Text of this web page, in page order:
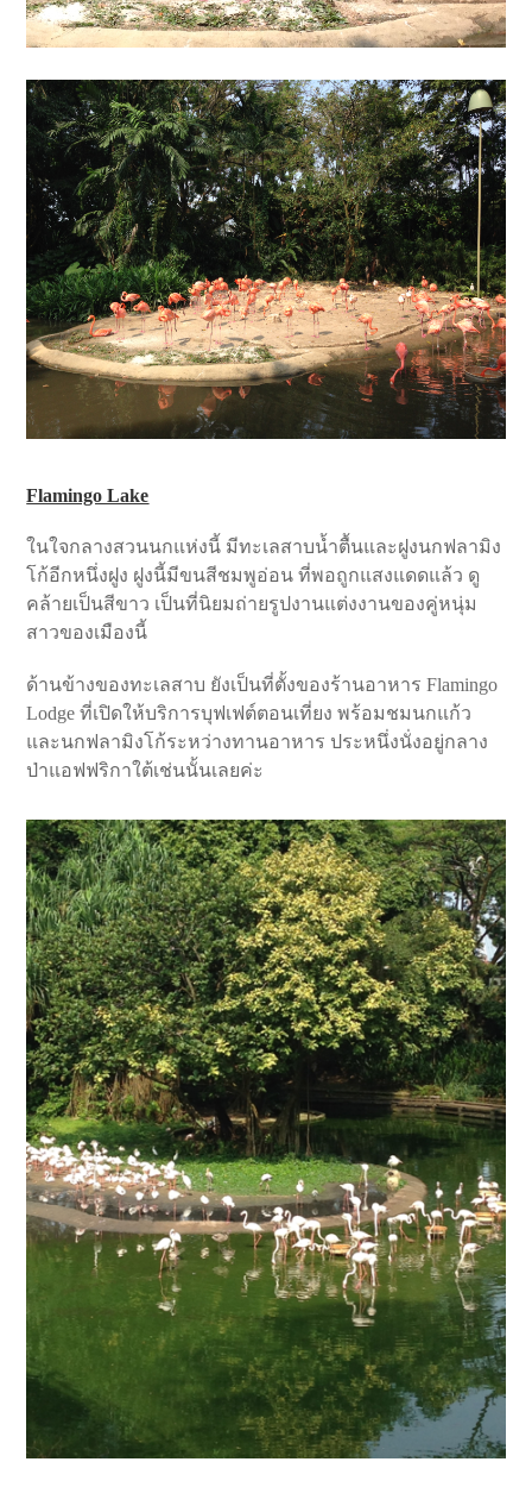
Flamingo Lake
ในใจกลางสวนนกแห่งนี้ มีทะเลสาบน้ำตื้นและฝูงนกฟลามิง
โก้อีกหนึ่งฝูง ฝูงนี้มีขนสีชมพูอ่อน ที่พอถูกแสงแดดแล้ว ดู
คล้ายเป็นสีขาว เป็นที่นิยมถ่ายรูปงานแต่งงานของคู่หนุ่ม
สาวของเมืองนี้
ด้านข้างของทะเลสาบ ยังเป็นที่ตั้งของร้านอาหาร Flamingo
Lodge ที่เปิดให้บริการบุฟเฟต์ตอนเที่ยง พร้อมชมนกแก้ว
และนกฟลามิงโก้ระหว่างทานอาหาร ประหนึ่งนั่งอยู่กลาง
ป่าแอฟฟริกาใต้เช่นนั้นเลยค่ะ